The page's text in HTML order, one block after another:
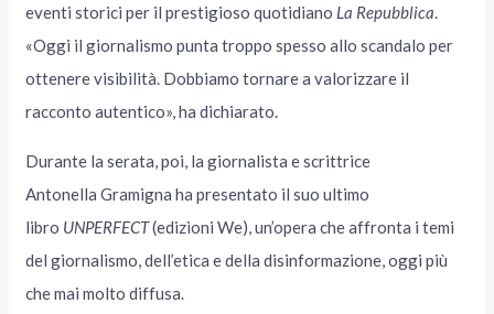
eventi storici per il prestigioso quotidiano La Repubblica.
«Oggi il giornalismo punta troppo spesso allo scandalo per
ottenere visibilità. Dobbiamo tornare a valorizzare il
racconto autentico», ha dichiarato.
Durante la serata, poi, la giornalista e scrittrice
Antonella Gramigna ha presentato il suo ultimo
libro UNPERFECT(edizioni We), un’opera che affronta i temi
del giornalismo, dell’etica e della disinformazione, oggi più
che mai molto diffusa.